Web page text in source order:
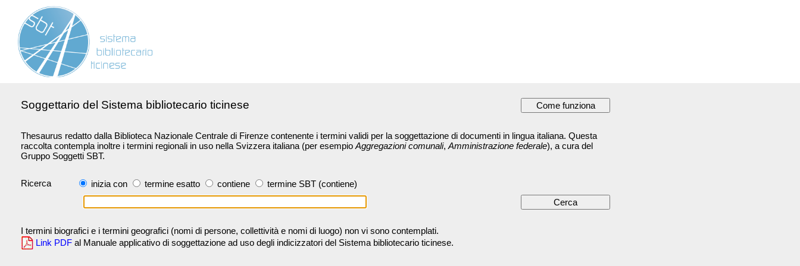
Soggettario del Sistema bibliotecario ticinese
Thesaurus redatto dalla Biblioteca Nazionale Centrale di Firenze contenente i termini validi per la soggettazione di documenti in lingua italiana. Questa
raccolta contempla inoltre i termini regionali in uso nella Svizzera italiana (per esempio Aggregazioni comunali, Amministrazione federale), a cura del
Gruppo Soggetti SBT.
Ricerca inizia con termine esatto contiene termine SBT (contiene)
I termini biografici e i termini geografici (nomi di persone, collettività e nomi di luogo) non vi sono contemplati.
Link PDF al Manuale applicativo di soggettazione ad uso degli indicizzatori del Sistema bibliotecario ticinese.